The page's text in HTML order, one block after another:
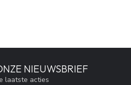
NIEUWSBRIEF
laatste acties